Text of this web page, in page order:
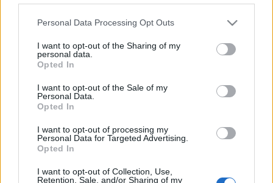
consent section.
Personal Data Processing Opt Outs
I want to opt-out of the Sharing of my
personal data.
Opted In
I want to opt-out of the Sale of my
Personal Data.
Opted In
I want to opt-out of processing my
Personal Data for Targeted Advertising.
Opted In
I want to opt-out of Collection, Use,
Retention, Sale, and/or Sharing of my
diffusé à la télévision en France sur la chaine
Pour suivre l'
vous rendre chez notre partenaire
RezoSport.com qui sélectionne l'actu boxe issue
classements, calendriers et résultats.